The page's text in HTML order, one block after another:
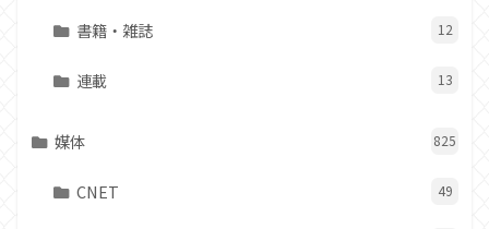
書籍・雑誌 12
連載 13
媒体 825
CNET 49